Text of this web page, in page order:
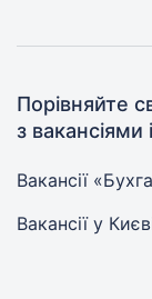
Порівняйте
з
Вакансії
Вакансії у